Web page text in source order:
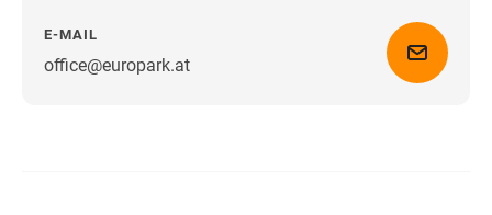
E-MAIL
office@europark.atWegbeschreibung erhalten